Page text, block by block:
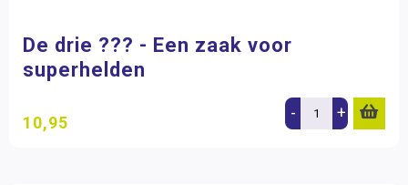
De drie ??? - Een zaak voor
superhelden
10,95 - +